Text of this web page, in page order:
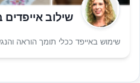
שילוב
שימוש באייפד ככלי תומך הוראה